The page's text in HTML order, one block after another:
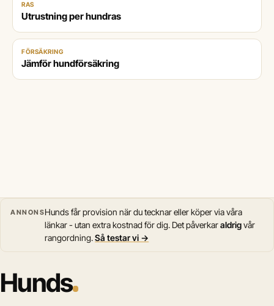
RAS
Utrustning per hundras
FÖRSÄKRING
Jämför hundförsäkring
ANNONSHunds får provision när du tecknar eller köper via våra
länkar - utan extra kostnad för dig. Det påverkaraldrigvår
rangordning.Så testar vi →
Hunds